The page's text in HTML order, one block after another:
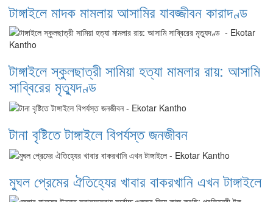
টাঙ্গাইলে মাদক মামলায় আসামির যাবজ্জীবন কারাদণ্ড
টাঙ্গাইলে স্কুলছাত্রী সামিয়া হত্যা মামলার রায়: আসামি
সাব্বিরের মৃত্যুদণ্ড
টানা বৃষ্টিতে টাঙ্গাইলে বিপর্যস্ত জনজীবন
মুঘল প্রেমের ঐতিহ্যের খাবার বাকরখানি এখন টাঙ্গাইলে